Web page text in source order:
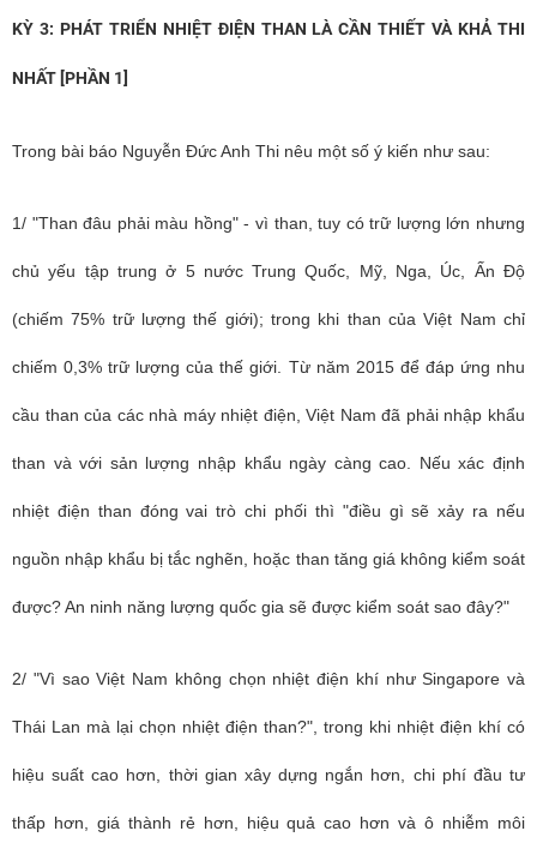
KỲ 3: PHÁT TRIỂN NHIỆT ĐIỆN THAN LÀ CẦN THIẾT VÀ KHẢ THI
NHẤT [PHẦN 1]
Trong bài báo Nguyễn Đức Anh Thi nêu một số ý kiến như sau:
1/ "Than đâu phải màu hồng" - vì than, tuy có trữ lượng lớn nhưng
chủ yếu tập trung ở 5 nước Trung Quốc, Mỹ, Nga, Úc, Ấn Độ
(chiếm 75% trữ lượng thế giới); trong khi than của Việt Nam chỉ
chiếm 0,3% trữ lượng của thế giới. Từ năm 2015 để đáp ứng nhu
cầu than của các nhà máy nhiệt điện, Việt Nam đã phải nhập khẩu
than và với sản lượng nhập khẩu ngày càng cao. Nếu xác định
nhiệt điện than đóng vai trò chi phối thì "điều gì sẽ xảy ra nếu
nguồn nhập khẩu bị tắc nghẽn, hoặc than tăng giá không kiểm soát
được? An ninh năng lượng quốc gia sẽ được kiểm soát sao đây?"
2/ "Vì sao Việt Nam không chọn nhiệt điện khí như Singapore và
Thái Lan mà lại chọn nhiệt điện than?", trong khi nhiệt điện khí có
hiệu suất cao hơn, thời gian xây dựng ngắn hơn, chi phí đầu tư
thấp hơn, giá thành rẻ hơn, hiệu quả cao hơn và ô nhiễm môi